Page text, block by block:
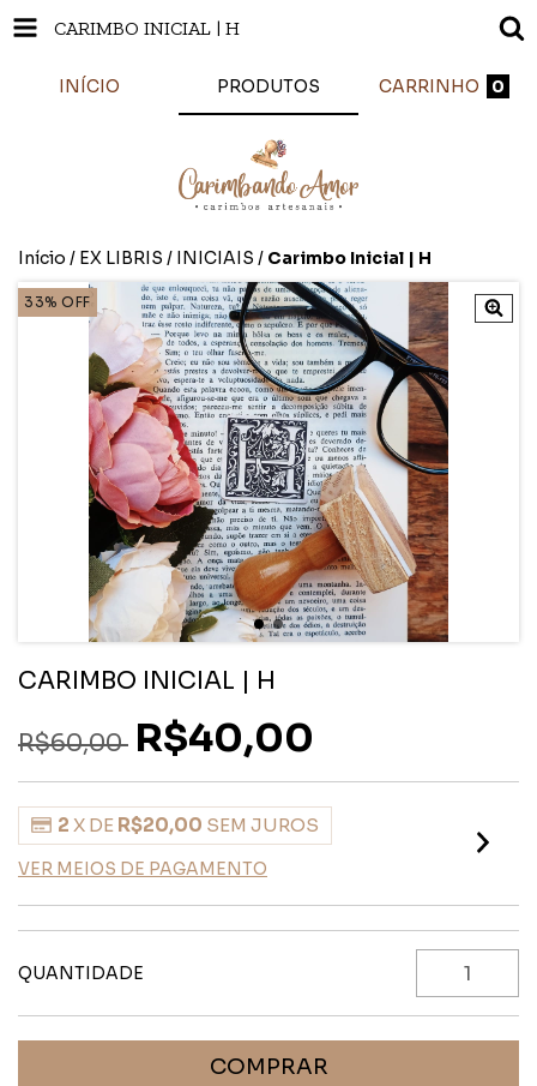
CARIMBO INICIAL | H
INÍCIO PRODUTOS CARRINHO 0
Início / EX LIBRIS / INICIAIS / Carimbo Inicial | H
33% OFF
CARIMBO INICIAL | H
R$60,00 R$40,00
2 X DE R$20,00 SEM JUROS
VER MEIOS DE PAGAMENTO
QUANTIDADE